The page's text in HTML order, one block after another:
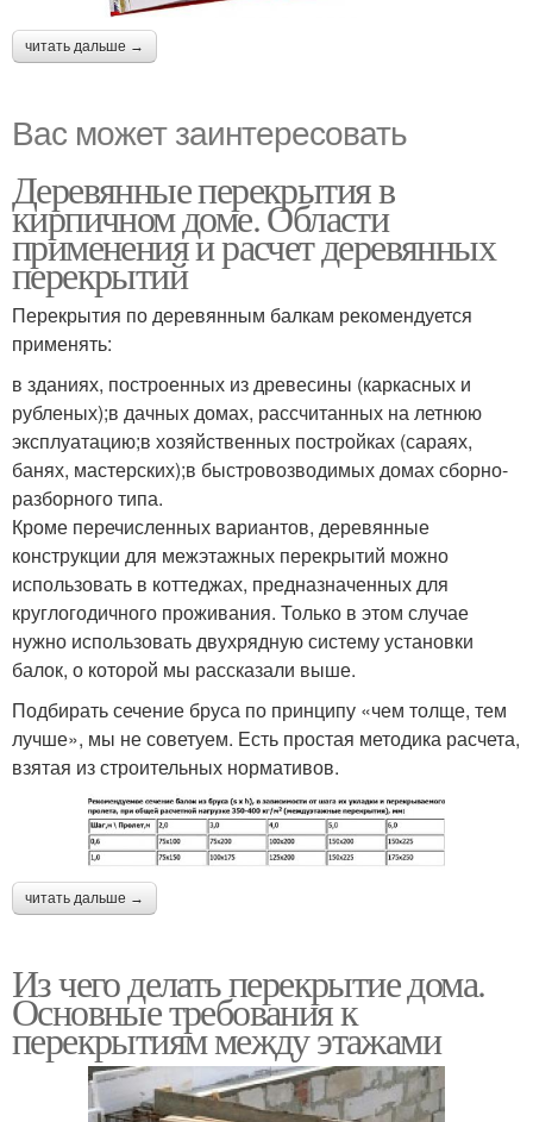
читать дальше →
Вас может заинтересовать
Деревянные перекрытия в
кирпичном доме. Области
применения и расчет деревянных
перекрытий
Перекрытия по деревянным балкам рекомендуется
применять:
в зданиях, построенных из древесины (каркасных и
рубленых);в дачных домах, рассчитанных на летнюю
эксплуатацию;в хозяйственных постройках (сараях,
банях, мастерских);в быстровозводимых домах сборно-
разборного типа.
Кроме перечисленных вариантов, деревянные
конструкции для межэтажных перекрытий можно
использовать в коттеджах, предназначенных для
круглогодичного проживания. Только в этом случае
нужно использовать двухрядную систему установки
балок, о которой мы рассказали выше.
Подбирать сечение бруса по принципу «чем толще, тем
лучше», мы не советуем. Есть простая методика расчета,
взятая из строительных нормативов.
читать дальше →
Из чего делать перекрытие дома.
Основные требования к
перекрытиям между этажами